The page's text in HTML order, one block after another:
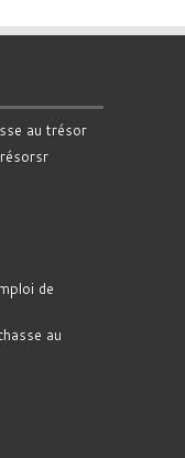
au trésor
de
au